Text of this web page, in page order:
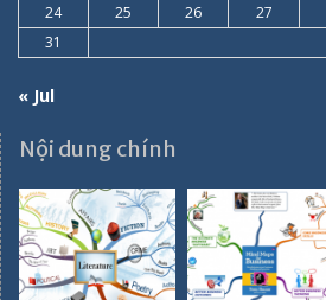
24
25 26 27
31
« Jul
Nội dung chính